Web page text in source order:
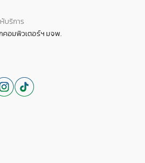
บริการ
อมพิวเตอร์ฯ มจพ.